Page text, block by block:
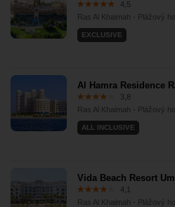
4,5
Ras Al Khaimah - Plážový
EXCLUSIVE
Al Hamra Residence
3,8
Ras Al Khaimah - Plážový
ALL INCLUSIVE
Vida Beach Resort
4,1
Ras Al Khaimah - Plážový